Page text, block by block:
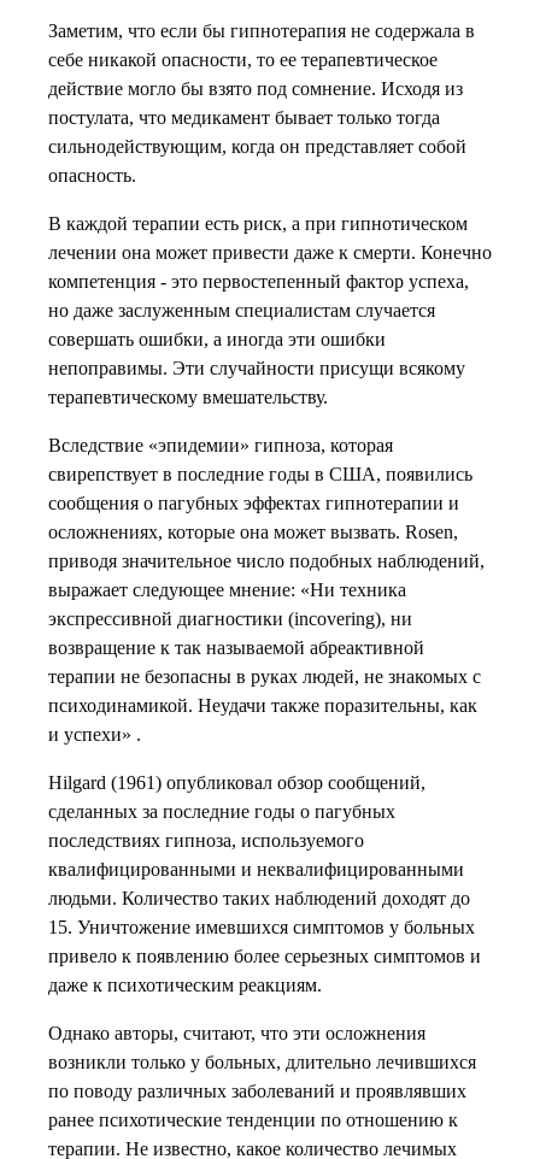
Заметим, что если бы гипнотерапия не содержала в
себе никакой опасности, то ее терапевтическое
действие могло бы взято под сомнение. Исходя из
постулата, что медикамент бывает только тогда
сильнодействующим, когда он представляет собой
опасность.
В каждой терапии есть риск, а при гипнотическом
лечении она может привести даже к смерти. Конечно
компетенция - это первостепенный фактор успеха,
но даже заслуженным специалистам случается
совершать ошибки, а иногда эти ошибки
непоправимы. Эти случайности присущи всякому
терапевтическому вмешательству.
Вследствие «эпидемии» гипноза, которая
свирепствует в последние годы в США, появились
сообщения о пагубных эффектах гипнотерапии и
осложнениях, которые она может вызвать. Rosen,
приводя значительное число подобных наблюдений,
выражает следующее мнение: «Ни техника
экспрессивной диагностики (incovering), ни
возвращение к так называемой абреактивной
терапии не безопасны в руках людей, не знакомых с
психодинамикой. Неудачи также поразительны, как
и успехи» .
Hilgard (1961) опубликовал обзор сообщений,
сделанных за последние годы о пагубных
последствиях гипноза, используемого
квалифицированными и неквалифицированными
людьми. Количество таких наблюдений доходят до
15. Уничтожение имевшихся симптомов у больных
привело к появлению более серьезных симптомов и
даже к психотическим реакциям.
Однако авторы, считают, что эти осложнения
возникли только у больных, длительно лечившихся
по поводу различных заболеваний и проявлявших
ранее психотические тенденции по отношению к
терапии. Не известно, какое количество лечимых